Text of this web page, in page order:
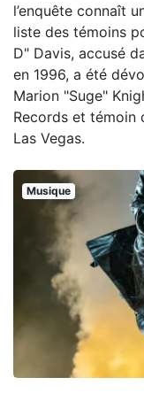
l’enquête connaît
liste des témoins
D" Davis, accusé
en 1996, a été
Marion "Suge"
Records et témoin
Las Vegas.
Musique